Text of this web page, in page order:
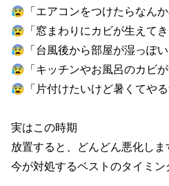
😰「エアコンをつけたらなんか
😰「窓まわりにカビが生えてき
😰「台風後から部屋が湿っぽい
😰「キッチンやお風呂のカビが
😰「片付けたいけど暑くてやる
実はこの時期
放置すると、どんどん悪化し
今が対処するベストのタイミン